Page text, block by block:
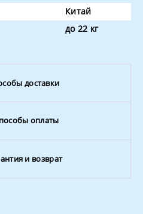
Китай
до 22 кг
доставки
оплаты
и возврат